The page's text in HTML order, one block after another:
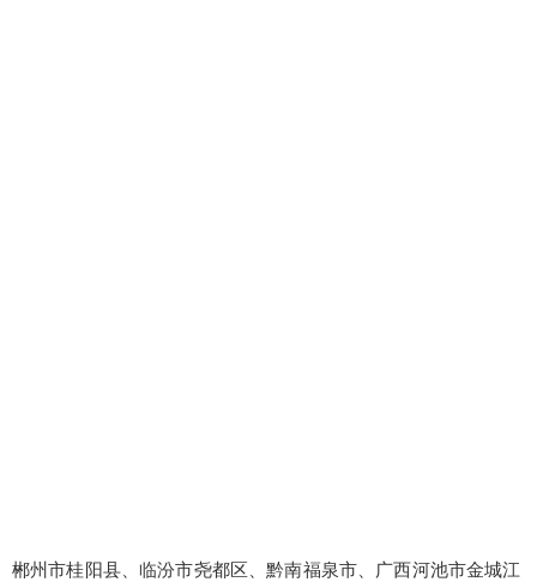
郴州市桂阳县、临汾市尧都区、黔南福泉市、广西河池市金城江